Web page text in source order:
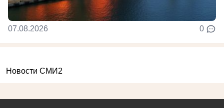
07.08.2026 0
Новости СМИ2